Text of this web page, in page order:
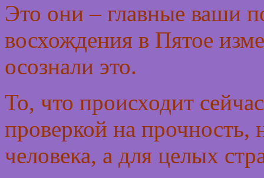
Это они – главные ваши
восхождения в Пятое
осознали это.
То, что происходит
проверкой на прочность,
человека, а для целых